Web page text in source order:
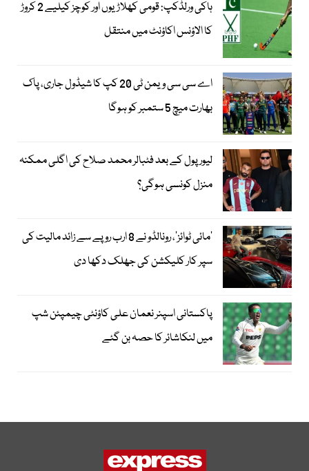
ہاکی ورلڈکپ: قومی کھلاڑیوں اور کوچز کیلیے 2 کروڑ
کا الاؤنس اکاؤنٹ میں منتقل
اے سی سی ویمن ٹی 20 کپ کا شیڈول جاری، پاک
بھارت میچ 5 ستمبر کو ہوگا
لیور پول کے بعد فٹبالر محمد صلاح کی اگلی ممکنہ
منزل کونسی ہوگی؟
’مائی ٹوائز‘، رونالڈو نے 8 ارب روپے سے زائد مالیت کی
سپر کار کلیکشن کی جھلک دکھا دی
پاکستانی اسپنر نعمان علی کاؤنٹی چیمپئن شپ
میں لنکاشائر کا حصہ بن گئے